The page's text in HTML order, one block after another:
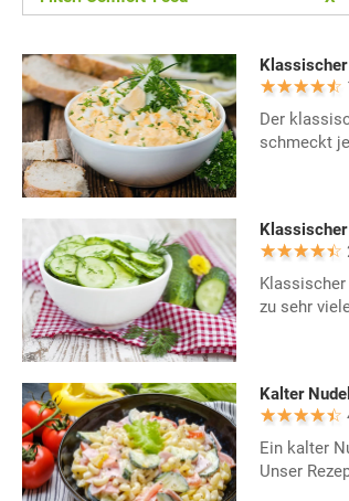
Der
schmeckt
Klassischer
zu sehr
Kalter
Ein kalter
Unser